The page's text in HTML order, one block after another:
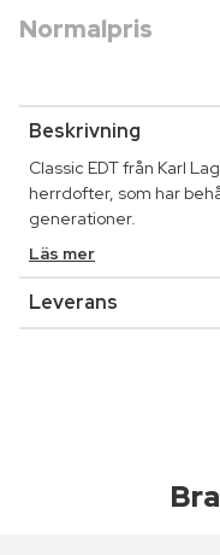
Normalpris
Beskrivning
Classic EDT från Karl
herrdofter, som har
generationer.
Läs mer
Leverans